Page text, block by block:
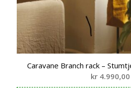
Caravane Branch rack –
kr4.990,00